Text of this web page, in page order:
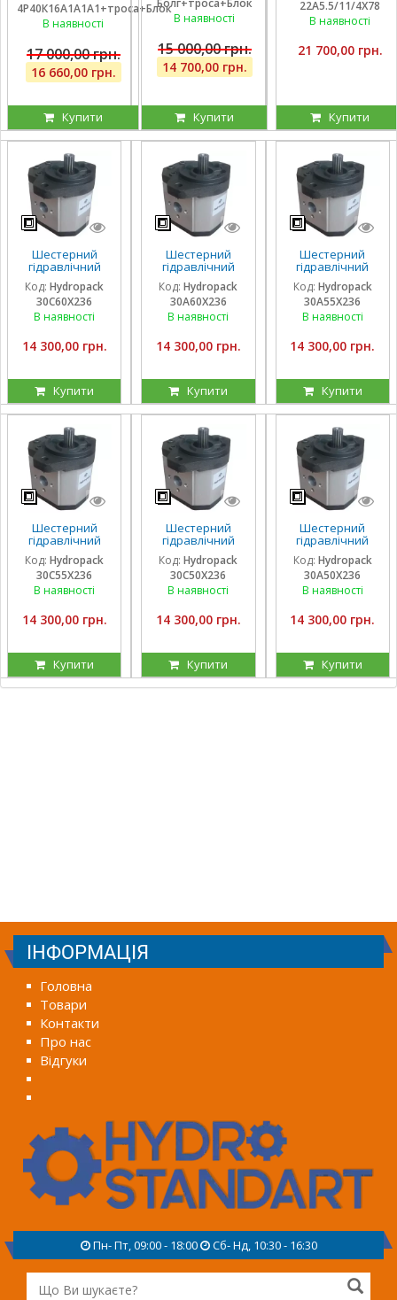
секцією, троса та
блок важелів
4Р40К16А1А1А1+троса+Блок
В наявності
17 000,00 грн.
16 660,00 грн.
Купити
секцій), троса та
блок важелів,
В наявності
15 000,00 грн.
14 700,00 грн.
Купити
22A5.5/11/4X780DSS
для CLAAS
22A5.5/11/4X78
В наявності
21 700,00 грн.
Купити
Шестерний
гідравлічний
насос Hydropack
30C60X236 (60
см3) правого
обертання
Код: Hydropack
30C60X236
В наявності
14 300,00 грн.
Купити
Шестерний
гідравлічний
насос Hydropack
30A60X236 (60
см3) лівого
обертання
Код: Hydropack
30A60X236
В наявності
14 300,00 грн.
Купити
Шестерний
гідравлічний
насос Hydropack
30A55X236 (55
см3) лівого
обертання
Код: Hydropack
30A55X236
В наявності
14 300,00 грн.
Купити
Шестерний
гідравлічний
насос Hydropack
30C55X236 (55
см3) правого
обертання
Код: Hydropack
30C55X236
В наявності
14 300,00 грн.
Купити
Шестерний
гідравлічний
насос Hydropack
30C50X236 (50
см3) правого
обертання
Код: Hydropack
30C50X236
В наявності
14 300,00 грн.
Купити
Шестерний
гідравлічний
насос Hydropack
30A50X236 (50
см3) лівого
обертання
Код: Hydropack
30A50X236
В наявності
14 300,00 грн.
Купити
ІНФОРМАЦІЯ
Головна
Товари
Контакти
Про нас
Відгуки
Пн- Пт, 09:00 - 18:00 Сб- Нд, 10:30 - 16:30